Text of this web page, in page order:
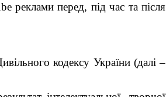
реклами перед, під час та після
кодексу України (далі –